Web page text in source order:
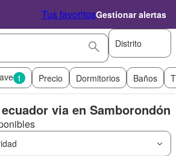
Tus favoritosGestionar alertas
Distrito
1 Precio Dormitorios Baños
via en Samborondón